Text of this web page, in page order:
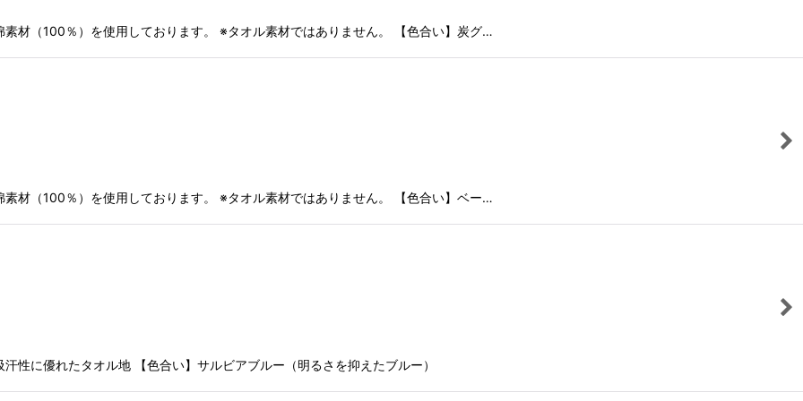
材（100％）を使用しております。 ※タオル素材ではありません。 【色合い】炭グ…
材（100％）を使用しております。 ※タオル素材ではありません。 【色合い】ベー…
性に優れたタオル地 【色合い】サルビアブルー（明るさを抑えたブルー）